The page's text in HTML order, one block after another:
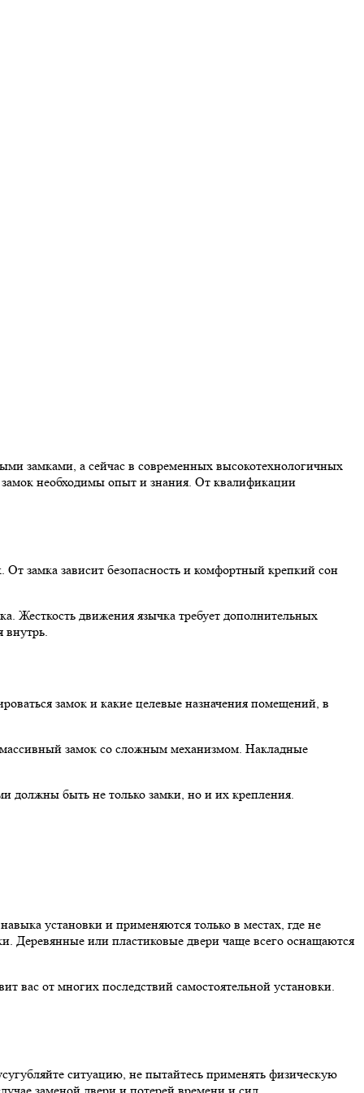
замками, а сейчас в современных высокотехнологичных
необходимы опыт и знания. От квалификации
От замка зависит безопасность и комфортный крепкий сон
Жесткость движения язычка требует дополнительных
внутрь.
замок и какие целевые назначения помещений, в
массивный замок со сложным механизмом. Накладные
должны быть не только замки, но и их крепления.
установки и применяются только в местах, где не
Деревянные или пластиковые двери чаще всего оснащаются
вас от многих последствий самостоятельной установки.
ситуацию, не пытайтесь применять физическую
заменой двери и потерей времени и сил.